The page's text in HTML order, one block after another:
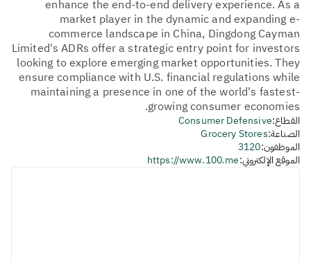
enhance the end-to-end delivery experience. As a
market player in the dynamic and expanding e-
commerce landscape in China, Dingdong Cayman
Limited's ADRs offer a strategic entry point for investors
looking to explore emerging market opportunities. They
ensure compliance with U.S. financial regulations while
maintaining a presence in one of the world's fastest-
growing consumer economies.
القطاع:Consumer Defensive
الصناعة:Grocery Stores
الموظفون:3120
الموقع الإلكتروني:https://www.100.me